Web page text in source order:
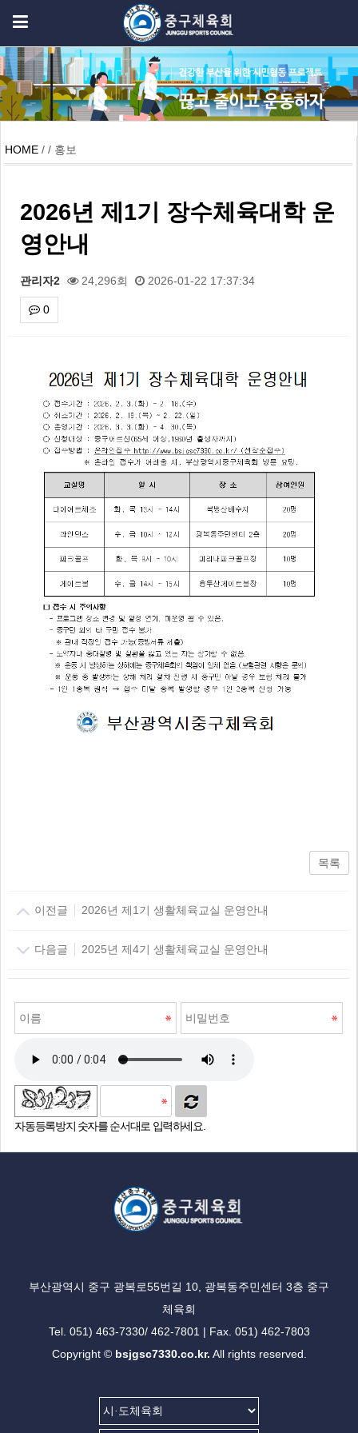
HOME / / 홍보
2026년 제1기 장수체육대학 운
영안내
관리자2 24,296회 2026-01-22 17:37:34
0
목록
이전글 2026년 제1기 생활체육교실 운영안내
다음글 2025년 제4기 생활체육교실 운영안내
자동등록방지 숫자를 순서대로 입력하세요.
부산광역시 중구 광복로55번길 10, 광복동주민센터 3층 중구
체육회
Tel. 051) 463-7330/ 462-7801 | Fax. 051) 462-7803
Copyright © bsjgsc7330.co.kr. All rights reserved.